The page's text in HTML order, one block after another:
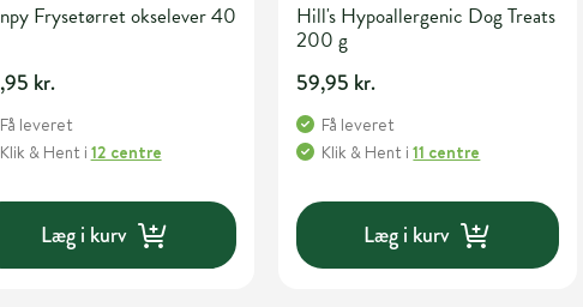
Frysetørret okselever 40
kr.
Få leveret
Klik & Hent i 12 centre
Læg i kurv
Hill's Hypoallergenic Dog Treats
200 g
59,95 kr.
Få leveret
Klik & Hent i11 centre
Læg i kurv